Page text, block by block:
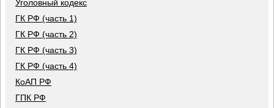
Уголовный кодекс
ГК РФ (часть 1)
ГК РФ (часть 2)
ГК РФ (часть 3)
ГК РФ (часть 4)
КоАП РФ
ГПК РФ